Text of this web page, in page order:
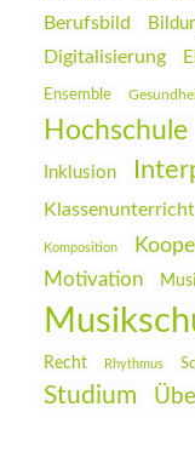
Berufsbild
Digitalisierung
Ensemble
Hochschule
Inklusion
Klassenunterricht
Komposition
Motivation
Recht Rhythmus
Studium